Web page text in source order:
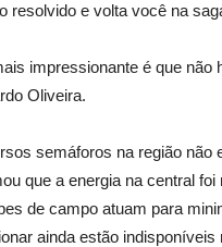
resolvido e volta você na
impressionante é que não
Oliveira.
semáforos na região não
que a energia na central
de campo atuam para
ainda estão indisponíveis